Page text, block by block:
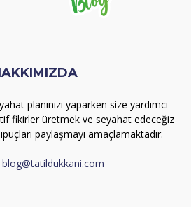
planınızı yaparken size yardımcı
fikirler üretmek ve seyahat edeceğiz
paylaşmayı amaçlamaktadır.
blog@tatildukkani.com